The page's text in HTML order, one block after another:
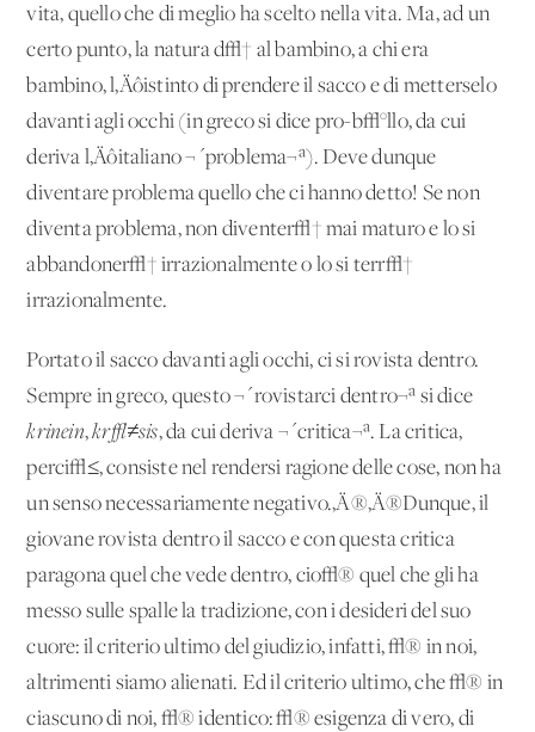
vita, quello che di meglio ha scelto nella vita. Ma, ad un
certo punto, la natura d√† al bambino, a chi era
bambino, l‚Äôistinto di prendere il sacco e di metterselo
davanti agli occhi (in greco si dice pro-b√°llo, da cui
deriva l‚Äôitaliano ¬´problema¬ª). Deve dunque
diventare problema quello che ci hanno detto! Se non
diventa problema, non diventer√† mai maturo e lo si
abbandoner√† irrazionalmente o lo si terr√†
irrazionalmente.
Portato il sacco davanti agli occhi, ci si rovista dentro.
Sempre in greco, questo ¬´rovistarci dentro¬ª si dice
krinein,kr√≠sis, da cui deriva ¬´critica¬ª. La critica,
perci√≤, consiste nel rendersi ragione delle cose, non ha
un senso necessariamente negativo.‚Ä®‚Ä®Dunque, il
giovane rovista dentro il sacco e con questa critica
paragona quel che vede dentro, cio√® quel che gli ha
messo sulle spalle la tradizione, con i desideri del suo
cuore: il criterio ultimo del giudizio, infatti, √® in noi,
altrimenti siamo alienati. Ed il criterio ultimo, che √® in
ciascuno di noi, √® identico: √® esigenza di vero, di